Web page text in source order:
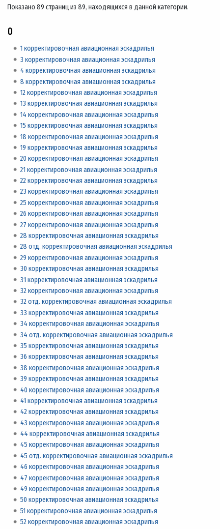
Показано 89 страниц из 89, находящихся в данной категории.
0
1 корректировочная авиационная эскадрилья
3 корректировочная авиационная эскадрилья
4 корректировочная авиационная эскадрилья
8 корректировочная авиационная эскадрилья
12 корректировочная авиационная эскадрилья
13 корректировочная авиационная эскадрилья
14 корректировочная авиационная эскадрилья
15 корректировочная авиационная эскадрилья
18 корректировочная авиационная эскадрилья
19 корректировочная авиационная эскадрилья
20 корректировочная авиационная эскадрилья
21 корректировочная авиационная эскадрилья
22 корректировочная авиационная эскадрилья
23 корректировочная авиационная эскадрилья
25 корректировочная авиационная эскадрилья
26 корректировочная авиационная эскадрилья
27 корректировочная авиационная эскадрилья
28 корректировочная авиационная эскадрилья
28 отд. корректировочная авиационная эскадрилья
29 корректировочная авиационная эскадрилья
30 корректировочная авиационная эскадрилья
31 корректировочная авиационная эскадрилья
32 корректировочная авиационная эскадрилья
32 отд. корректировочная авиационная эскадрилья
33 корректировочная авиационная эскадрилья
34 корректировочная авиационная эскадрилья
34 отд. корректировочная авиационная эскадрилья
35 корректировочная авиационная эскадрилья
36 корректировочная авиационная эскадрилья
38 корректировочная авиационная эскадрилья
39 корректировочная авиационная эскадрилья
40 корректировочная авиационная эскадрилья
41 корректировочная авиационная эскадрилья
42 корректировочная авиационная эскадрилья
43 корректировочная авиационная эскадрилья
44 корректировочная авиационная эскадрилья
45 корректировочная авиационная эскадрилья
45 отд. корректировочная авиационная эскадрилья
46 корректировочная авиационная эскадрилья
47 корректировочная авиационная эскадрилья
49 корректировочная авиационная эскадрилья
50 корректировочная авиационная эскадрилья
51 корректировочная авиационная эскадрилья
52 корректировочная авиационная эскадрилья